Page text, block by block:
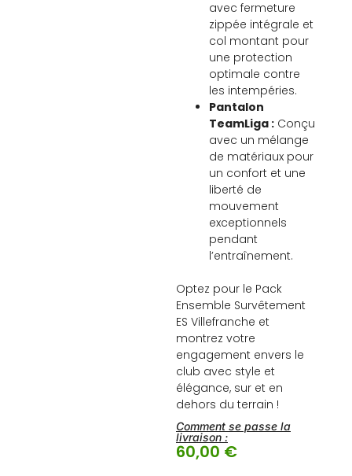
avec fermeture
zippée intégrale et
col montant pour
une protection
optimale contre
les intempéries.
Pantalon
TeamLiga : Conçu
avec un mélange
de matériaux pour
un confort et une
liberté de
mouvement
exceptionnels
pendant
l’entraînement.
Optez pour le Pack
Ensemble Survêtement
ES Villefranche et
montrez votre
engagement envers le
club avec style et
élégance, sur et en
dehors du terrain !
Comment se passe la
livraison :
60,00 €